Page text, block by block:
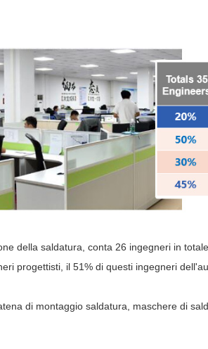
della saldatura, conta 26 ingegneri in
progettisti, il 51% di questi ingegneri
di montaggio saldatura, maschere di